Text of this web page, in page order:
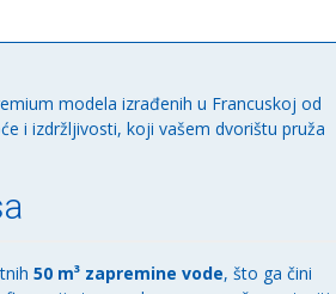
modela izrađenih u Francuskoj od
i izdržljivosti, koji vašem dvorištu pruža
50 m³ zapremine vode, što ga čini